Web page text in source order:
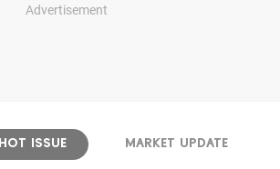
Advertisement
HOT ISSUE MARKET UPDATE